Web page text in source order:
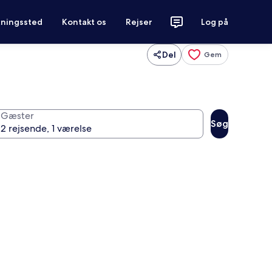
Kontakt os Rejser Log på
Del Gem
Gæster
Søg